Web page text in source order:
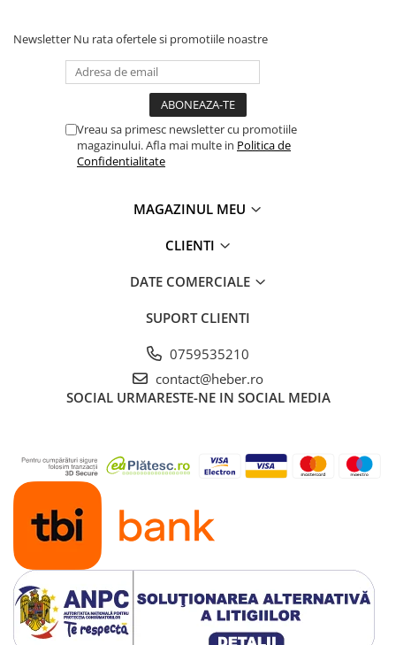
Newsletter Nu rata ofertele si promotiile noastre
Vreau sa primesc newsletter cu promotiile
magazinului. Afla mai multe in Politica de
Confidentialitate
MAGAZINUL MEU
CLIENTI
DATE COMERCIALE
SUPORT CLIENTI
0759535210
contact@heber.ro
SOCIAL URMARESTE-NE IN SOCIAL MEDIA